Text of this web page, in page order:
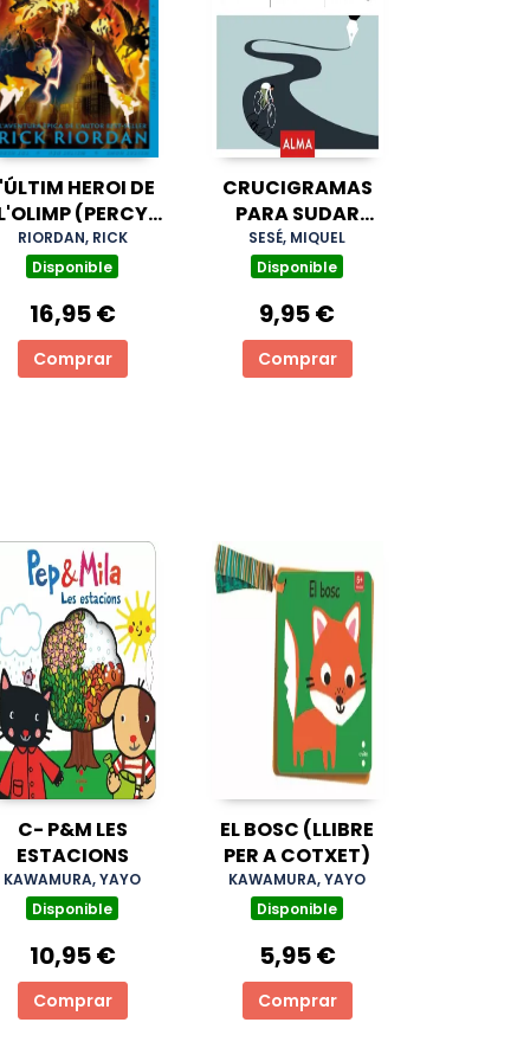
HEROI DE
(PERCY
JACKSON I ELS
DÉUS DE L'OLIMP
RIORDAN, RICK
Disponible
16,95 €
Comprar
CRUCIGRAMAS
PARA SUDAR
TINTA
SESÉ, MIQUEL
Disponible
9,95 €
Comprar
C- P&M LES
ESTACIONS
KAWAMURA, YAYO
Disponible
10,95 €
Comprar
EL BOSC (LLIBRE
PER A COTXET)
KAWAMURA, YAYO
Disponible
5,95 €
Comprar